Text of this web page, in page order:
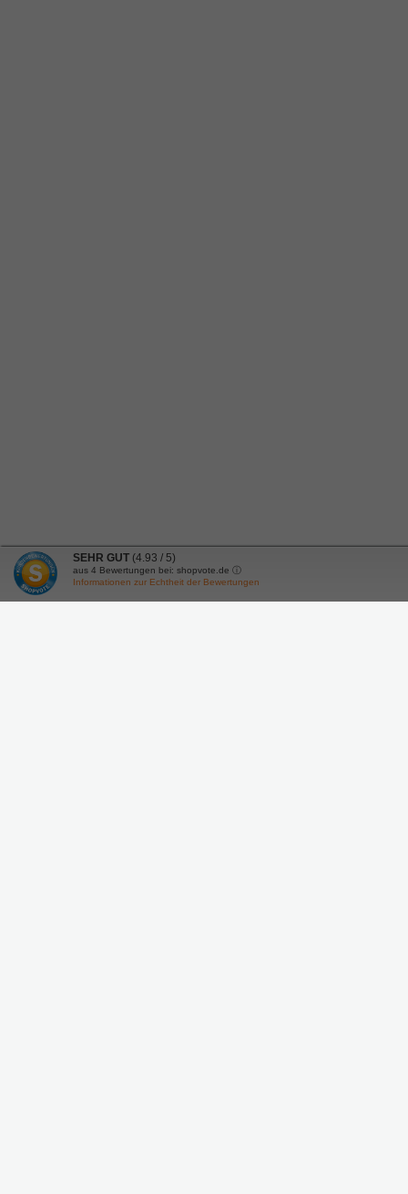
SEHR GUT (4.93 / 5)
aus 4 Bewertungen bei: shopvote.de ⓘ
Informationen zur Echtheit der Bewertungen